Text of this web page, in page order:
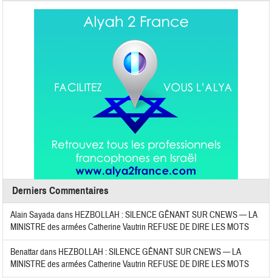
Derniers Commentaires
Alain Sayadadans HEZBOLLAH : SILENCE GÊNANT SUR CNEWS — LA
MINISTRE des armées Catherine Vautrin REFUSE DE DIRE LES MOTS
Benattardans HEZBOLLAH : SILENCE GÊNANT SUR CNEWS — LA
MINISTRE des armées Catherine Vautrin REFUSE DE DIRE LES MOTS